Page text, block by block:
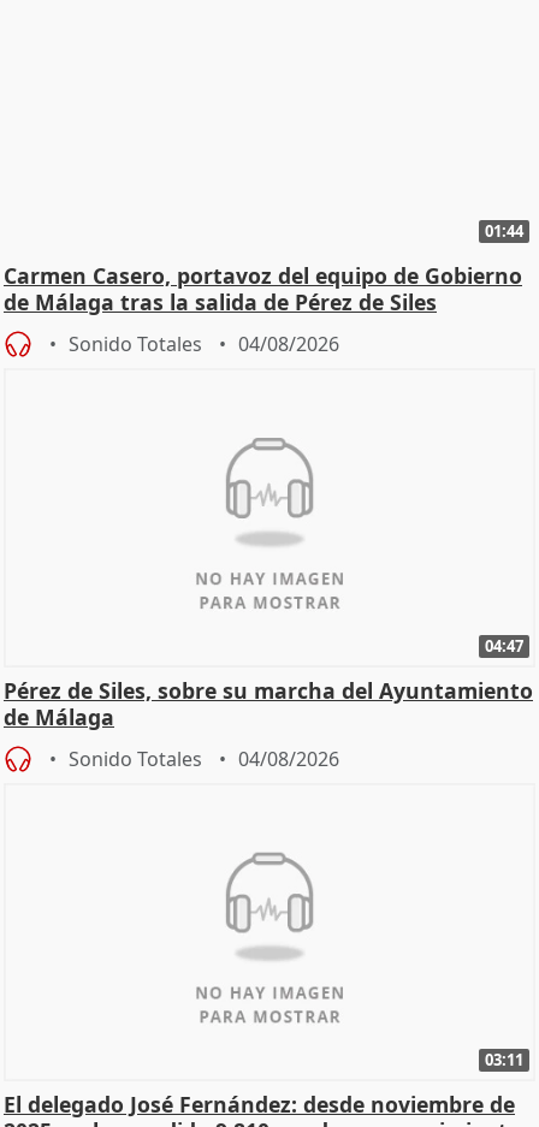
01:44
Carmen Casero, portavoz del equipo de Gobierno
de Málaga tras la salida de Pérez de Siles
Sonido Totales 04/08/2026
04:47
Pérez de Siles, sobre su marcha del Ayuntamiento
de Málaga
Sonido Totales 04/08/2026
03:11
El delegado José Fernández: desde noviembre de